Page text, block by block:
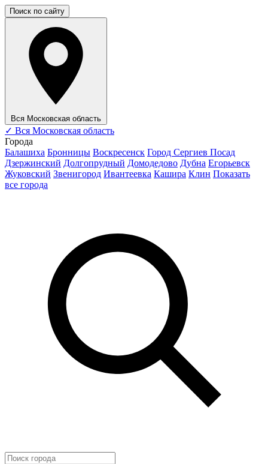
Поиск по сайту
Вся Московская область
✓ Вся Московская область
Города
Балашиха Бронницы Воскресенск Город Сергиев Посад
Дзержинский Долгопрудный Домодедово Дубна Егорьевск
Жуковский Звенигород Ивантеевка Кашира Клин Показать
все города